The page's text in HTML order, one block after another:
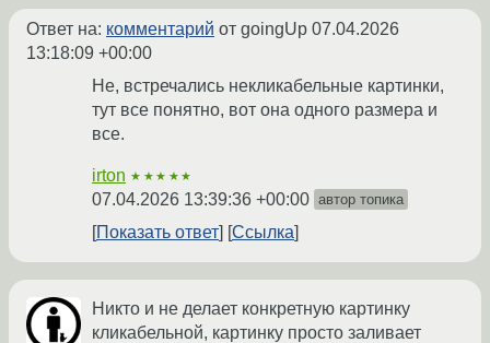
Ответ на: комментарий от goingUp 07.04.2026
13:18:09 +00:00
Не, встречались некликабельные картинки,
тут все понятно, вот она одного размера и
все.
irton ★★★★★
07.04.2026 13:39:36 +00:00 автор топика
Показать ответ Ссылка
Никто и не делает конкретную картинку
кликабельной, картинку просто заливает